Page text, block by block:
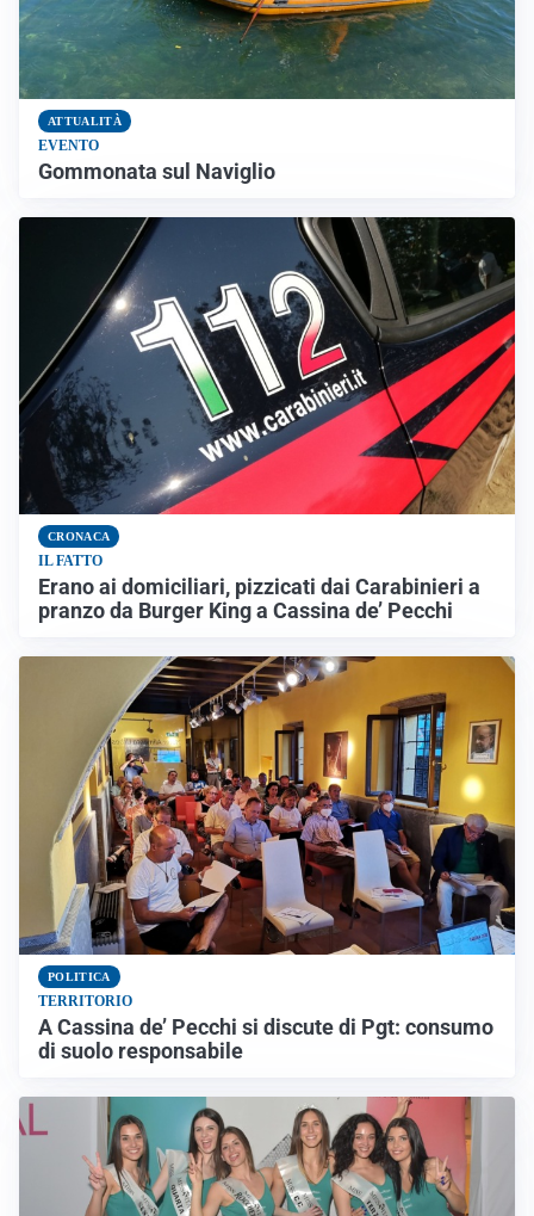
ATTUALITÀ
EVENTO
Gommonata sul Naviglio
CRONACA
IL FATTO
Erano ai domiciliari, pizzicati dai Carabinieri a
pranzo da Burger King a Cassina de’ Pecchi
POLITICA
TERRITORIO
A Cassina de’ Pecchi si discute di Pgt: consumo
di suolo responsabile